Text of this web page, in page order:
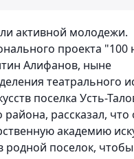
активной молодежи.
проекта "100
Алифанов, ныне
театрального
поселка Усть-
рассказал, что
академию
родной поселок, чтобы